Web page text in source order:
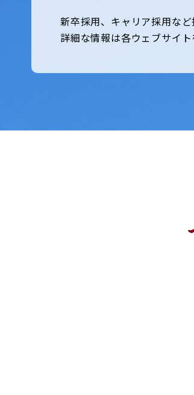
新卒採用、キャリア採用など
詳細な情報は各ウェブサイト